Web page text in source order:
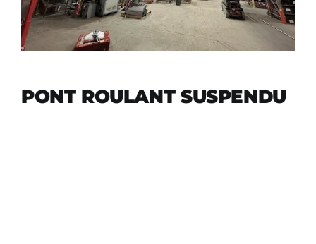
PONT ROULANT SUSPENDU